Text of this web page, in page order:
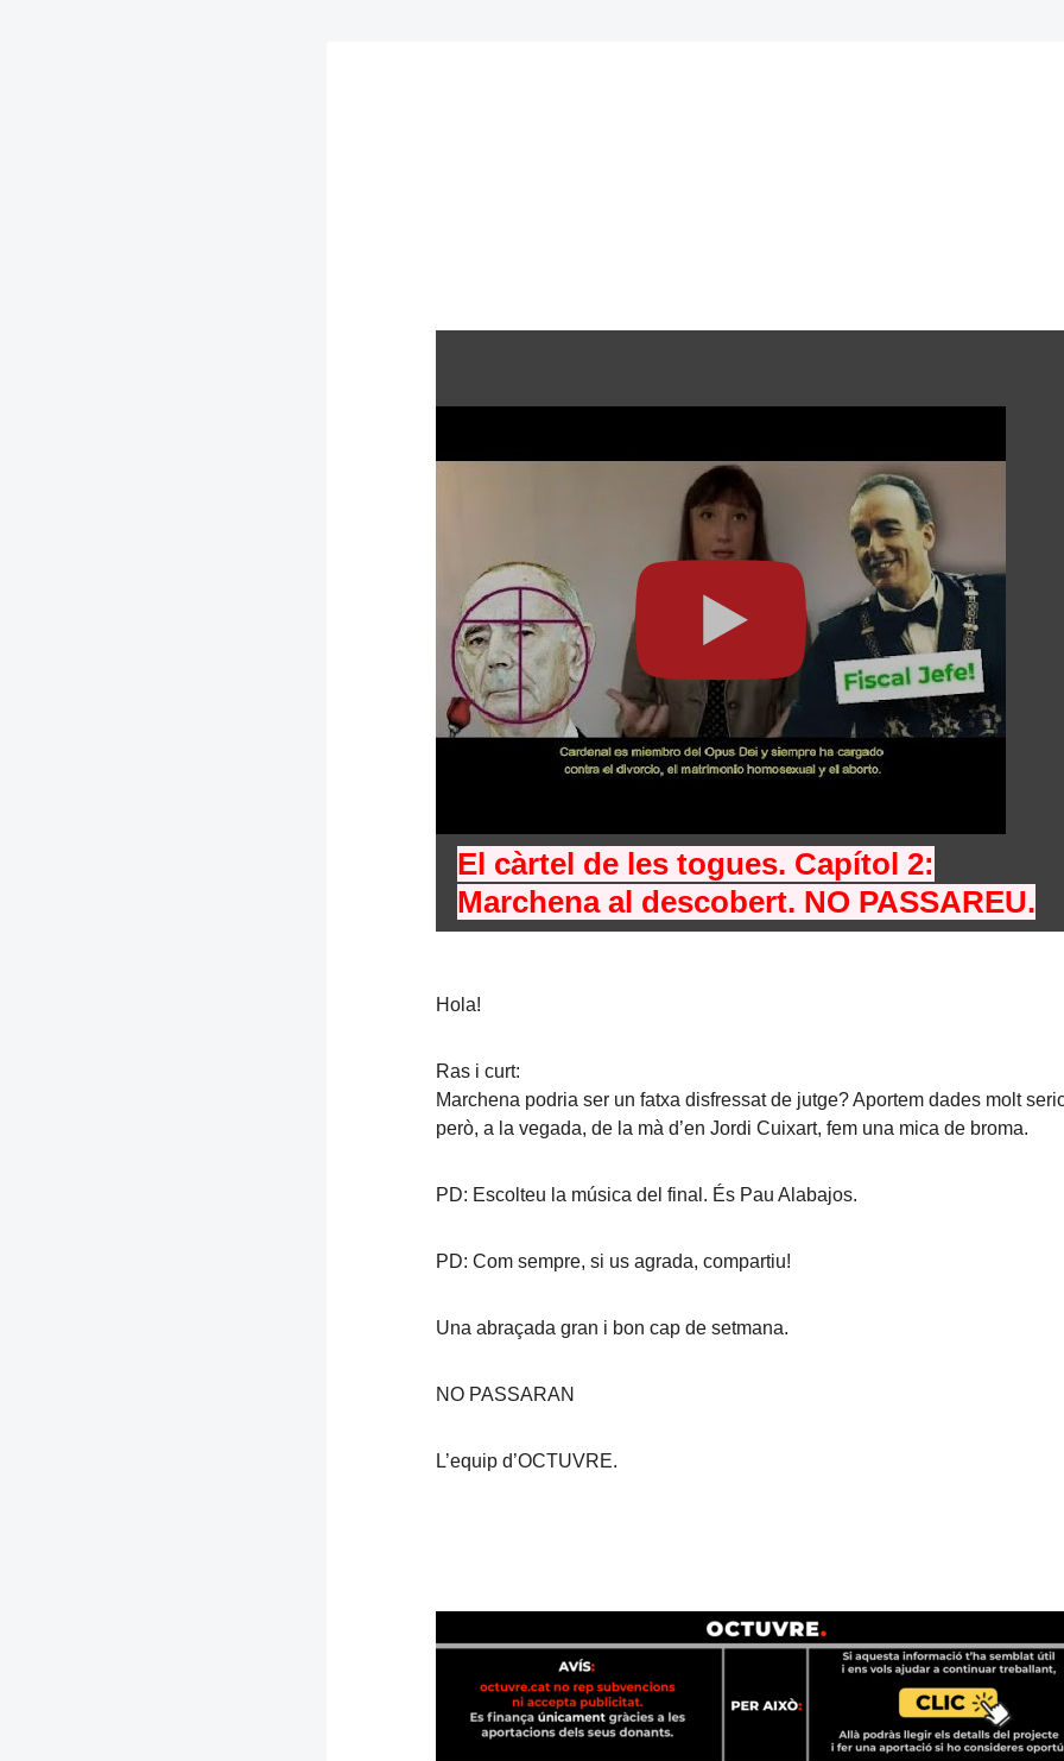
El càrtel de les togues. Capítol 2:
Marchena al descobert. NO PASSAREU.
Hola!
Ras i curt:
Marchena podria ser un fatxa disfressat de jutge? Aportem dades molt
però, a la vegada, de la mà d’en Jordi Cuixart, fem una mica de broma.
PD: Escolteu la música del final. És Pau Alabajos.
PD: Com sempre, si us agrada, compartiu!
Una abraçada gran i bon cap de setmana.
NO PASSARAN
L’equip d’OCTUVRE.